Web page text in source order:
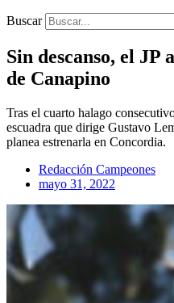
Buscar
Sin descanso, el JP
de Canapino
Tras el cuarto halago
escuadra que dirige Gustavo
planea estrenarla en Concordia.
Redacción Campeones
mayo 31, 2022